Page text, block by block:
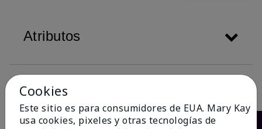
Atributos
Descripción
Cookies
Este sitio es para consumidores de EUA. Mary Kay
usa cookies, pixeles y otras tecnologías de